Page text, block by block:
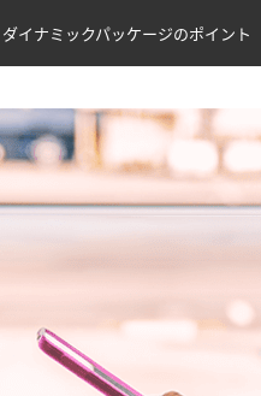
ダイナミックパッケージのポイント